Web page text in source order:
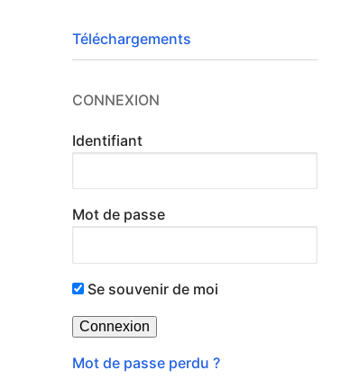
Téléchargements
CONNEXION
Identifiant
Mot de passe
Se souvenir de moi
Mot de passe perdu ?